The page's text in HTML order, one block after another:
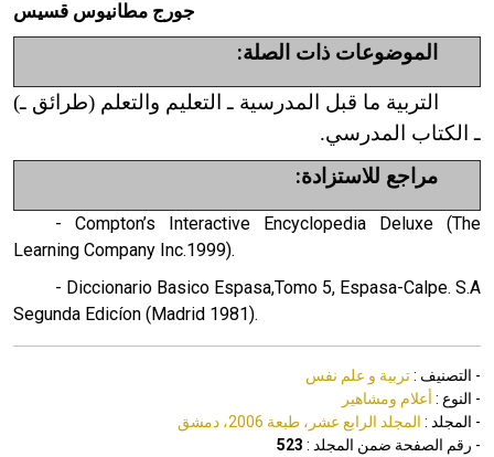
جورج مطانيوس قسيس
الموضوعات ذات الصلة:
التربية ما قبل المدرسية ـ التعليم والتعلم (طرائق ـ)
ـ الكتاب المدرسي.
مراجع للاستزادة:
- Compton’s Interactive Encyclopedia Deluxe (The
Learning Company Inc.1999).
- Diccionario Basico Espasa,Tomo 5, Espasa-Calpe. S.A
Segunda Edicíon (Madrid 1981).
- التصنيف :تربية و علم نفس
- النوع : أعلام ومشاهير
- المجلد : المجلد الرابع عشر، طبعة 2006، دمشق
- رقم الصفحة ضمن المجلد : 523